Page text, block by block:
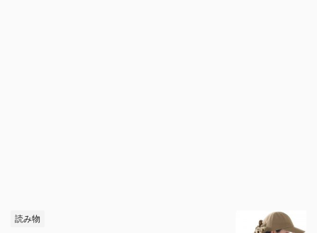
読み物